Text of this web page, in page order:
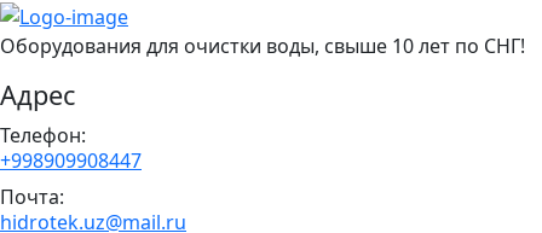
Оборудования для очистки воды, свыше 10 лет по СНГ!
Адрес
Телефон:
+998909908447
Почта:
hidrotek.uz@mail.ru